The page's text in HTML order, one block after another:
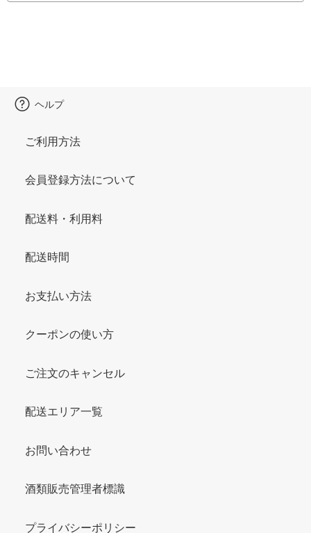
ヘルプ
ご利用方法
会員登録方法について
配送料・利用料
配送時間
お支払い方法
クーポンの使い方
ご注文のキャンセル
配送エリア一覧
お問い合わせ
酒類販売管理者標識
プライバシーポリシー